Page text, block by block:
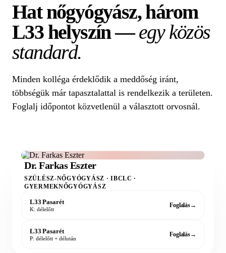
Hat nőgyógyász, három
L33 helyszín —egy közös
standard.
Minden kolléga érdeklődik a meddőség iránt,
többségük már tapasztalattal is rendelkezik a területen.
Foglalj időpontot közvetlenül a választott orvosnál.
Dr. Farkas Eszter
SZÜLÉSZ-NŐGYÓGYÁSZ · IBCLC ·
GYERMEKNŐGYÓGYÁSZ
L33 Pasarét
K: délelőtt
Foglalás→
L33 Pasarét
P: délelőtt + délután
Foglalás→